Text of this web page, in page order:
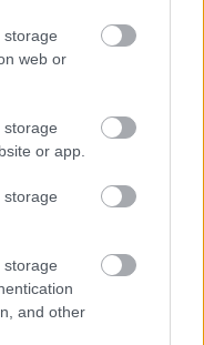
storage
web or
storage
or app.
storage
storage
and other
In The